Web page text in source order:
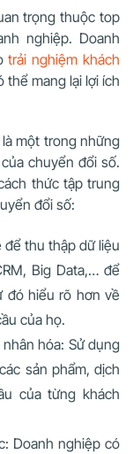
trọng thuộc top
nghiệp. Doanh
trải nghiệm khách
mang lại lợi ích
một trong những
chuyển đổi số.
thức tập trung
đổi số:
thu thập dữ liệu
Big Data,… để
đó hiểu rõ hơn về
của họ.
hóa: Sử dụng
sản phẩm, dịch
của từng khách
Doanh nghiệp có